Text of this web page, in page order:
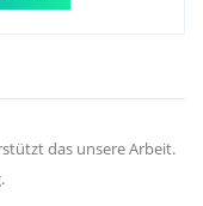
das unsere Arbeit.